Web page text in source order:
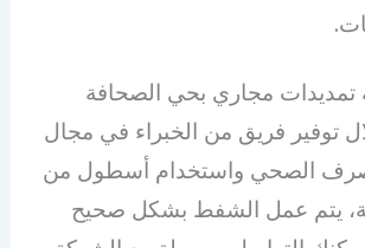
مجاري بحي الصحافة
توفير فريق من الخبراء في مجال
الصحي واستخدام أسطول من
يتم عمل الشفط بشكل صحيح